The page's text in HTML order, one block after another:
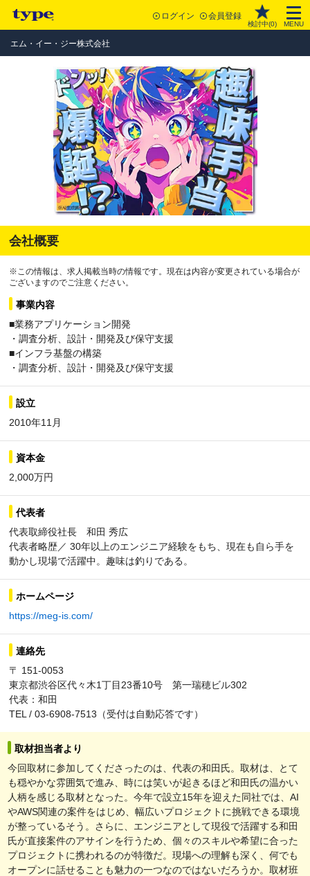
ログイン 会員登録
検討中(0) MENU
エム・イー・ジー株式会社
会社概要
※この情報は、求人掲載当時の情報です。現在は内容が変更されている場合が
ございますのでご注意ください。
事業内容
■業務アプリケーション開発
・調査分析、設計・開発及び保守支援
■インフラ基盤の構築
・調査分析、設計・開発及び保守支援
設立
2010年11月
資本金
2,000万円
代表者
代表取締役社長 和田 秀広
代表者略歴／ 30年以上のエンジニア経験をもち、現在も自ら手を
動かし現場で活躍中。趣味は釣りである。
ホームページ
https://meg-is.com/
連絡先
〒 151-0053
東京都渋谷区代々木1丁目23番10号 第一瑞穂ビル302
代表：和田
TEL / 03-6908-7513（受付は自動応答です）
取材担当者より
今回取材に参加してくださったのは、代表の和田氏。取材は、とて
も穏やかな雰囲気で進み、時には笑いが起きるほど和田氏の温かい
人柄を感じる取材となった。今年で設立15年を迎えた同社では、AI
やAWS関連の案件をはじめ、幅広いプロジェクトに挑戦できる環境
が整っているそう。さらに、エンジニアとして現役で活躍する和田
氏が直接案件のアサインを行うため、個々のスキルや希望に合った
プロジェクトに携われるのが特徴だ。現場への理解も深く、何でも
オープンに話せることも魅力の一つなのではないだろうか。取材班